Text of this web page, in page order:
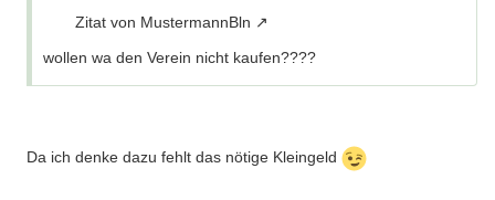
Zitat von MustermannBln
wollen wa den Verein nicht kaufen????
Da ich denke dazu fehlt das nötige Kleingeld